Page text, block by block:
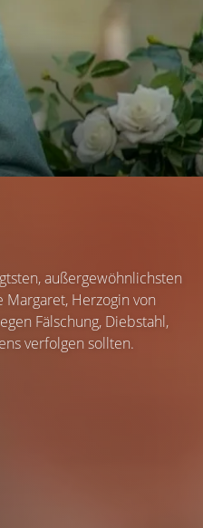
außergewöhnlichsten
Herzogin von
Fälschung, Diebstahl,
verfolgen sollten.